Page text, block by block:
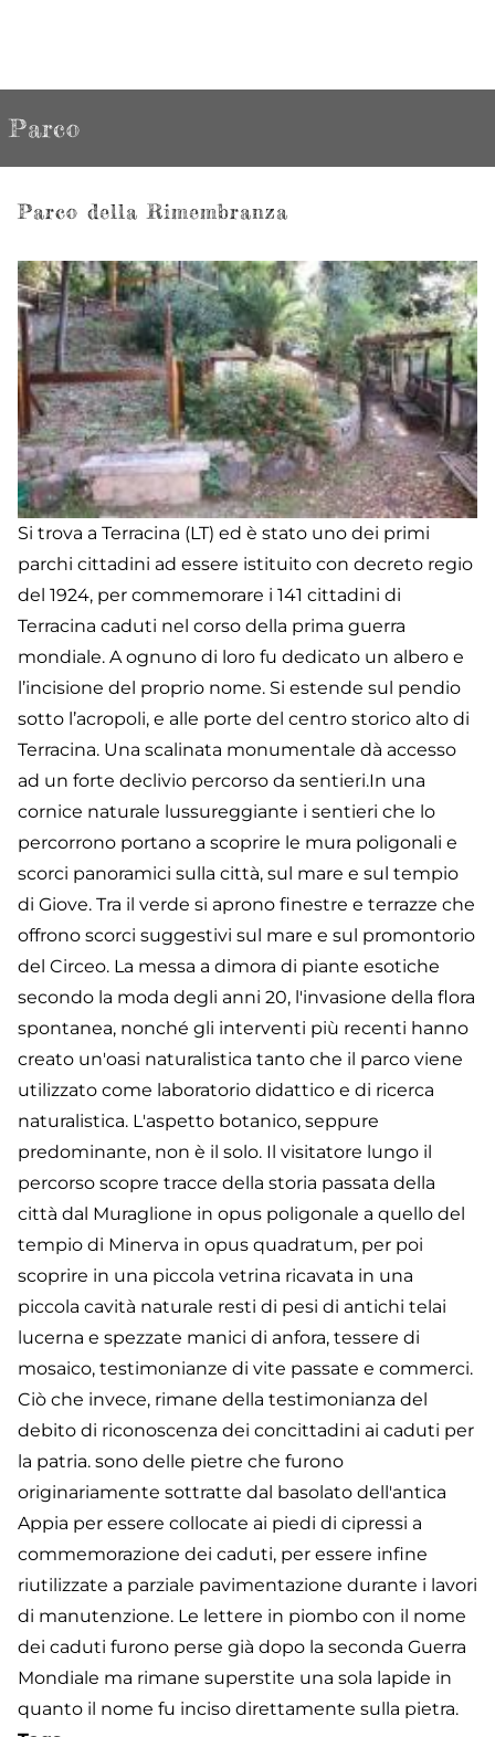
Parco
Parco della Rimembranza
Si trova a Terracina (LT) ed è stato uno dei primi
parchi cittadini ad essere istituito con decreto regio
del 1924, per commemorare i 141 cittadini di
Terracina caduti nel corso della prima guerra
mondiale. A ognuno di loro fu dedicato un albero e
l’incisione del proprio nome. Si estende sul pendio
sotto l’acropoli, e alle porte del centro storico alto di
Terracina. Una scalinata monumentale dà accesso
ad un forte declivio percorso da sentieri.In una
cornice naturale lussureggiante i sentieri che lo
percorrono portano a scoprire le mura poligonali e
scorci panoramici sulla città, sul mare e sul tempio
di Giove. Tra il verde si aprono finestre e terrazze che
offrono scorci suggestivi sul mare e sul promontorio
del Circeo. La messa a dimora di piante esotiche
secondo la moda degli anni 20, l'invasione della flora
spontanea, nonché gli interventi più recenti hanno
creato un'oasi naturalistica tanto che il parco viene
utilizzato come laboratorio didattico e di ricerca
naturalistica. L'aspetto botanico, seppure
predominante, non è il solo. Il visitatore lungo il
percorso scopre tracce della storia passata della
città dal Muraglione in opus poligonale a quello del
tempio di Minerva in opus quadratum, per poi
scoprire in una piccola vetrina ricavata in una
piccola cavità naturale resti di pesi di antichi telai
lucerna e spezzate manici di anfora, tessere di
mosaico, testimonianze di vite passate e commerci.
Ciò che invece, rimane della testimonianza del
debito di riconoscenza dei concittadini ai caduti per
la patria. sono delle pietre che furono
originariamente sottratte dal basolato dell'antica
Appia per essere collocate ai piedi di cipressi a
commemorazione dei caduti, per essere infine
riutilizzate a parziale pavimentazione durante i lavori
di manutenzione. Le lettere in piombo con il nome
dei caduti furono perse già dopo la seconda Guerra
Mondiale ma rimane superstite una sola lapide in
quanto il nome fu inciso direttamente sulla pietra.